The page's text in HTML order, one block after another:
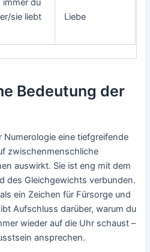
immer du
sie liebt
Liebe
Bedeutung der
Numerologie eine tiefgreifende
zwischenmenschliche
auswirkt. Sie ist eng mit dem
des Gleichgewichts verbunden.
ein Zeichen für Fürsorge und
Aufschluss darüber, warum du
wieder auf die Uhr schaust –
ansprechen.